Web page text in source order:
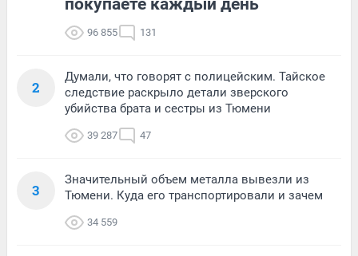
покупаете каждый день
96 855 131
2
Думали, что говорят с полицейским. Тайское
следствие раскрыло детали зверского
убийства брата и сестры из Тюмени
39 287 47
3
Значительный объем металла вывезли из
Тюмени. Куда его транспортировали и зачем
34 559